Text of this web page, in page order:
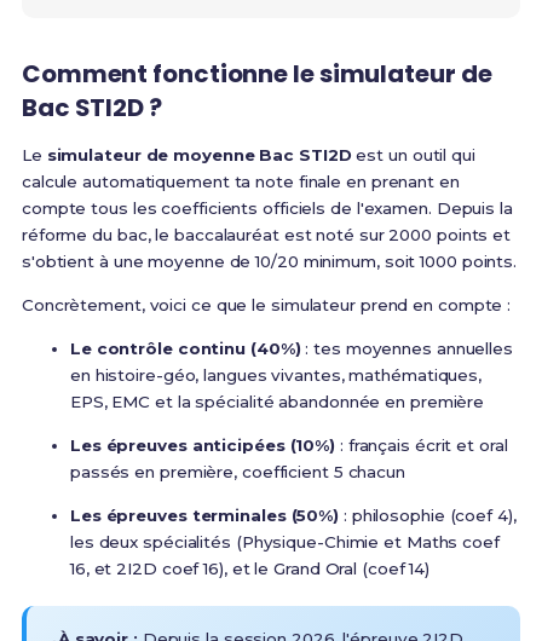
Comment fonctionne le simulateur de
Bac STI2D ?
Le simulateur de moyenne Bac STI2D est un outil qui
calcule automatiquement ta note finale en prenant en
compte tous les coefficients officiels de l'examen. Depuis la
réforme du bac,le baccalauréat est noté sur 2000 points et
s'obtient à une moyenne de 10/20 minimum, soit 1000 points.
Concrètement, voici ce que le simulateur prend en compte :
Le contrôle continu (40%) : tes moyennes annuelles
en histoire-géo, langues vivantes, mathématiques,
EPS, EMC et la spécialité abandonnée en première
Les épreuves anticipées (10%) : français écrit et oral
passés en première, coefficient 5 chacun
Les épreuves terminales (50%) : philosophie (coef 4),
les deux spécialités (Physique-Chimie et Maths coef
16, et 2I2D coef 16), et le Grand Oral (coef 14)